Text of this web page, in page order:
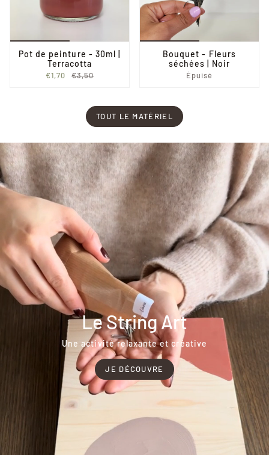
Pot de peinture - 30ml |
Terracotta
€1,70 €3,50
Bouquet - Fleurs
séchées | Noir
Épuisé
TOUT LE MATÉRIEL
Le String Art
Une activité relaxante et créative
JE DÉCOUVRE